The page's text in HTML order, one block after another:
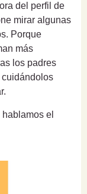
del perfil de
mirar algunas
Porque
más
los padres
cuidándolos
el